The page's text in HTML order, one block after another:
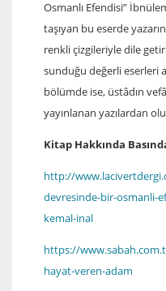
Osmanlı Efendisi”
taşıyan bu eserde
renkli çizgileriyle dile
sunduğu değerli eserleri
bölümde ise, üstâdın
yayınlanan yazılardan
Kitap Hakkında
http://
devresinde-bir-osmanli-
kemal-inal
https://
hayat-veren-adam